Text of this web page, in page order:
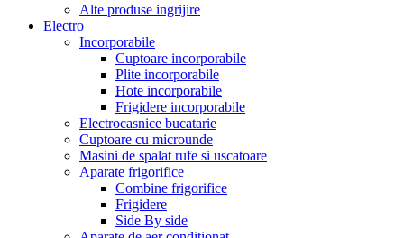
Alte produse ingrijire
Electro
Incorporabile
Cuptoare incorporabile
Plite incorporabile
Hote incorporabile
Frigidere incorporabile
Electrocasnice bucatarie
Cuptoare cu microunde
Masini de spalat rufe si uscatoare
Aparate frigorifice
Combine frigorifice
Frigidere
Side By side